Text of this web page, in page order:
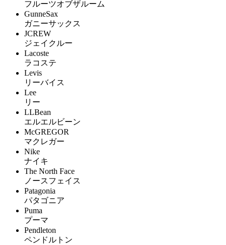
フルーツオブザルーム
GunneSax
ガニーサックス
JCREW
ジェイクルー
Lacoste
ラコステ
Levis
リーバイス
Lee
リー
LLBean
エルエルビーン
McGREGOR
マクレガー
Nike
ナイキ
The North Face
ノースフェイス
Patagonia
パタゴニア
Puma
プーマ
Pendleton
ペンドルトン